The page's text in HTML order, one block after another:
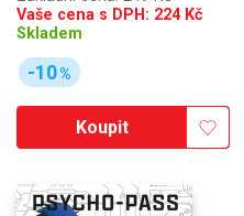
Vaše cena s DPH: 224Kč
Skladem
-10%
Koupit